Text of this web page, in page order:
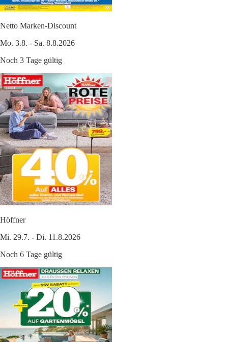
Netto Marken-Discount
Mo. 3.8. - Sa. 8.8.2026
Noch 3 Tage gültig
Höffner
Mi. 29.7. - Di. 11.8.2026
Noch 6 Tage gültig